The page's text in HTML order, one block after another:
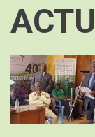
D'ARIANE
Image